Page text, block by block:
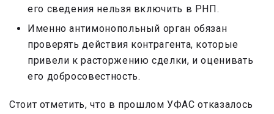
его сведения нельзя включить в РНП.
Именно антимонопольный орган обязан
проверять действия контрагента, которые
привели к расторжению сделки, и оценивать
его добросовестность.
Стоит отметить, что в прошлом УФАС отказалось